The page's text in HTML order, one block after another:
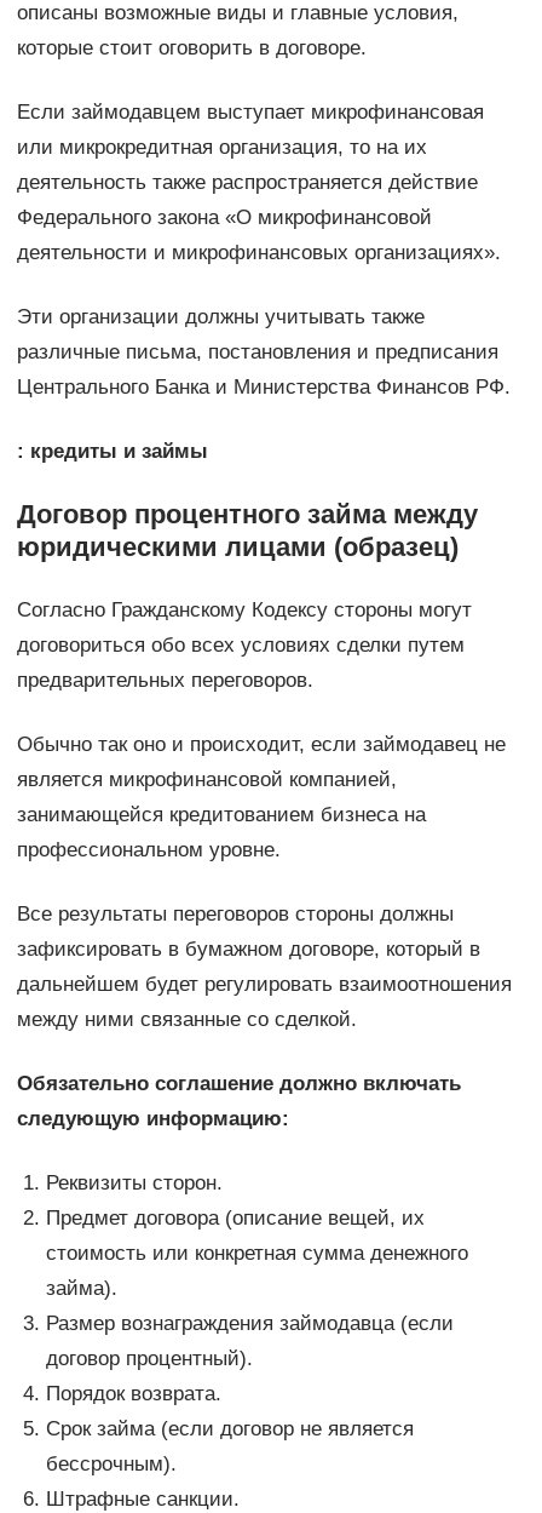
описаны возможные виды и главные условия,
которые стоит оговорить в договоре.
Если займодавцем выступает микрофинансовая
или микрокредитная организация, то на их
деятельность также распространяется действие
Федерального закона «О микрофинансовой
деятельности и микрофинансовых организациях».
Эти организации должны учитывать также
различные письма, постановления и предписания
Центрального Банка и Министерства Финансов РФ.
: кредиты и займы
Договор процентного займа между
юридическими лицами (образец)
Согласно Гражданскому Кодексу стороны могут
договориться обо всех условиях сделки путем
предварительных переговоров.
Обычно так оно и происходит, если займодавец не
является микрофинансовой компанией,
занимающейся кредитованием бизнеса на
профессиональном уровне.
Все результаты переговоров стороны должны
зафиксировать в бумажном договоре, который в
дальнейшем будет регулировать взаимоотношения
между ними связанные со сделкой.
Обязательно соглашение должно включать
следующую информацию:
Реквизиты сторон.
Предмет договора (описание вещей, их
стоимость или конкретная сумма денежного
займа).
Размер вознаграждения займодавца (если
договор процентный).
Порядок возврата.
Срок займа (если договор не является
бессрочным).
Штрафные санкции.